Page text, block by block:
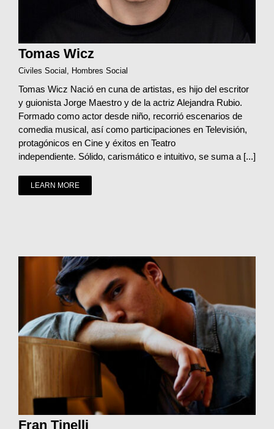
Tomas Wicz
Civiles Social Hombres Social
Tomas Wicz Nació en cuna de artistas, es hijo del escritor
y guionista Jorge Maestro y de la actriz Alejandra Rubio.
Formado como actor desde niño, recorrió escenarios de
comedia musical, así como participaciones en Televisión,
protagónicos en Cine y éxitos en Teatro
independiente. Sólido, carismático e intuitivo, se suma a [...]
LEARN MORE
Fran Tinelli